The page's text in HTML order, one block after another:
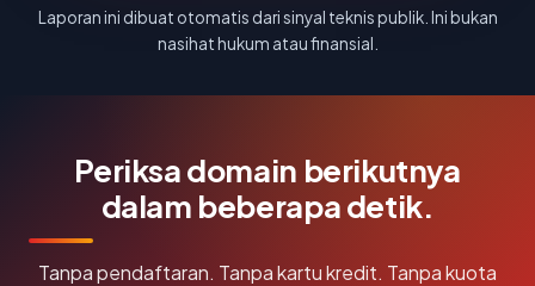
Laporan ini dibuat otomatis dari sinyal teknis publik. Ini bukan
nasihat hukum atau finansial.
Periksa domain berikutnya
dalam beberapa detik.
Tanpa pendaftaran. Tanpa kartu kredit. Tanpa kuota